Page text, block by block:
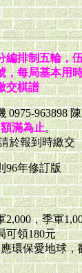
編排制五輪，
，每局基本用
交棋譜
0975-963898
滿為止。
報到時繳交
96年修訂版
2,000，季軍
可領180元
環保愛地球，